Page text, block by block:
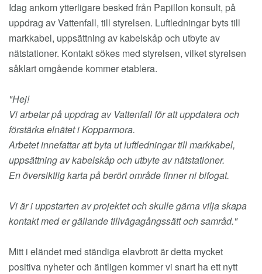
Idag ankom ytterligare besked från Papillon konsult, på
uppdrag av Vattenfall, till styrelsen. Luftledningar byts till
markkabel, uppsättning av kabelskåp och utbyte av
nätstationer. Kontakt sökes med styrelsen, vilket styrelsen
såklart omgående kommer etablera.
"Hej!
Vi arbetar på uppdrag av Vattenfall för att uppdatera och
förstärka elnätet i Kopparmora.
Arbetet innefattar att byta ut luftledningar till markkabel,
uppsättning av kabelskåp och utbyte av nätstationer.
En översiktlig karta på berört område finner ni bifogat.
Vi är i uppstarten av projektet och skulle gärna vilja skapa
kontakt med er gällande tillvägagångssätt och samråd."
Mitt i eländet med ständiga elavbrott är detta mycket
positiva nyheter och äntligen kommer vi snart ha ett nytt